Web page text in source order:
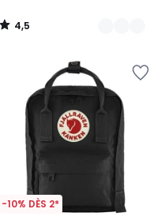
4,5
/
-10% DÈS 2*